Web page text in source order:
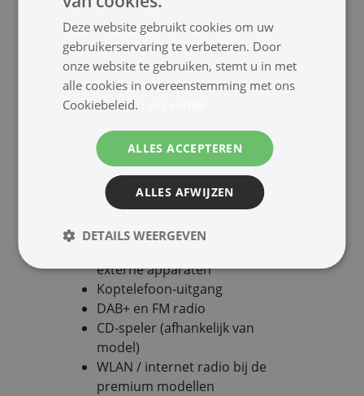
Losse luidsprekers voor beter en
voller geluid
Veel afspeelmogelijkheden in
één apparaat
Eenvoudig te bedienen
Geschikt voor woonkamer,
Typische aansluitingen en
functies
Bluetooth voor draadloos
streamen
USB‑speler voor MP3‑bestanden
externe apparaten
Koptelefoon‑uitgang
DAB+ en FM radio
CD‑speler (afhankelijk van
model)
WLAN / internet radio bij de
premium modellen
Deze website gebruikt cookies om uw
gebruikerservaring te verbeteren. Door
onze website te gebruiken, stemt u in met
alle cookies in overeenstemming met ons
Cookiebeleid.
ALLES ACCEPTEREN
ALLES AFWIJZEN
DETAILS WEERGEVEN